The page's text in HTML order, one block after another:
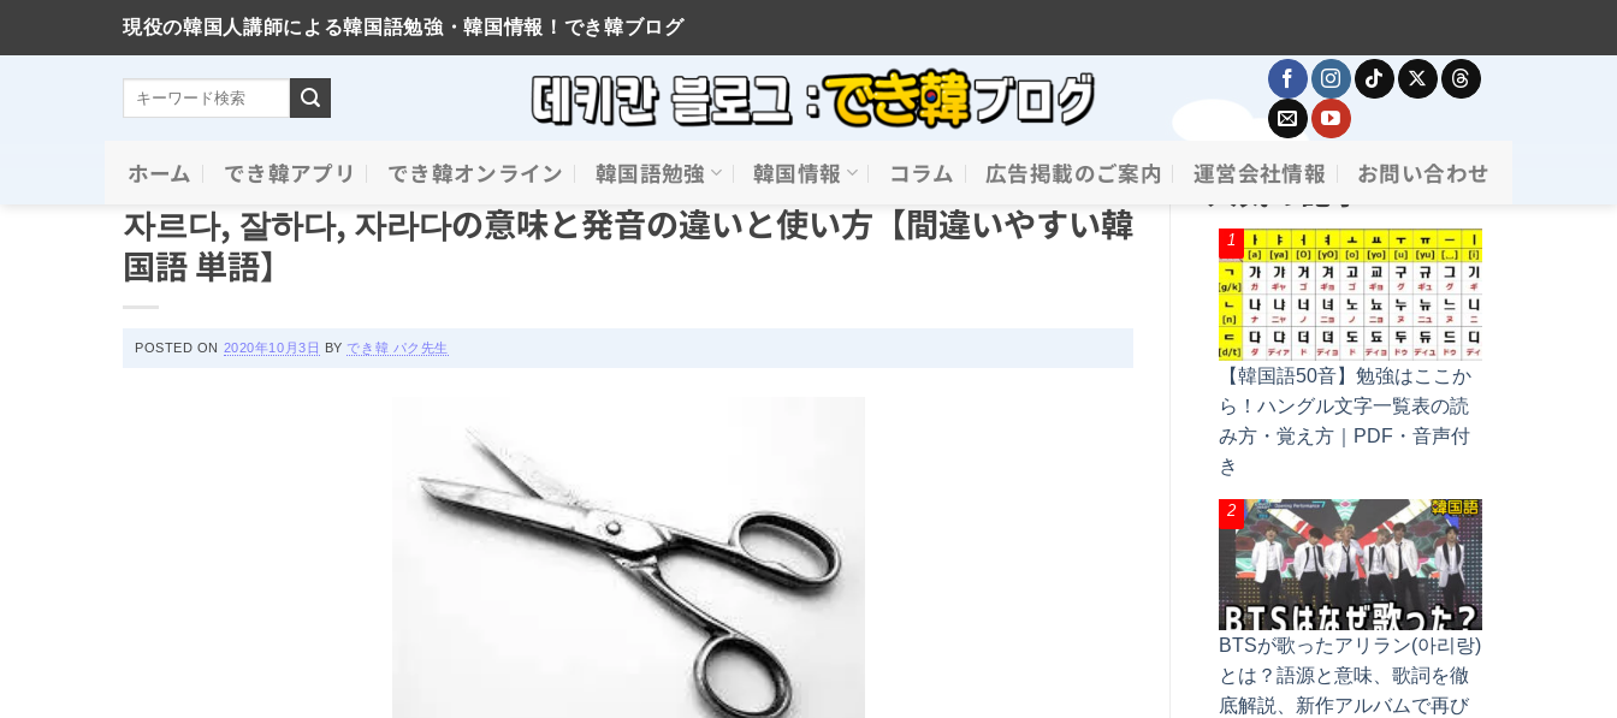
現役の韓国人講師による韓国語勉強・韓国情報！でき韓ブログ
ホーム でき韓アプリ でき韓オンライン 韓国語勉強 韓国情報 コラム 広告掲載のご案内 運営会社情報 お問い合わせ
単語の意味と使い方
자르다, 잘하다, 자라다の意味と発音の違いと使い方【間違いやすい韓
国語 単語】
POSTED ON2020年10月3日 BYでき韓 パク先生
人気の記事
【韓国語50音】勉強はここか
ら！ハングル文字一覧表の読
み方・覚え方｜PDF・音声付
き
BTSが歌ったアリラン(아리랑)
とは？語源と意味、歌詞を徹
底解説、新作アルバムで再び
【2026年10月試験】TOPIKの神 クォン先生のトピック対策
講座（オンライングループ）10回で高得点と合格を目指
せ！
実績と詳細はタップ★（Ⓧを押すと、もう出ませ
ん）